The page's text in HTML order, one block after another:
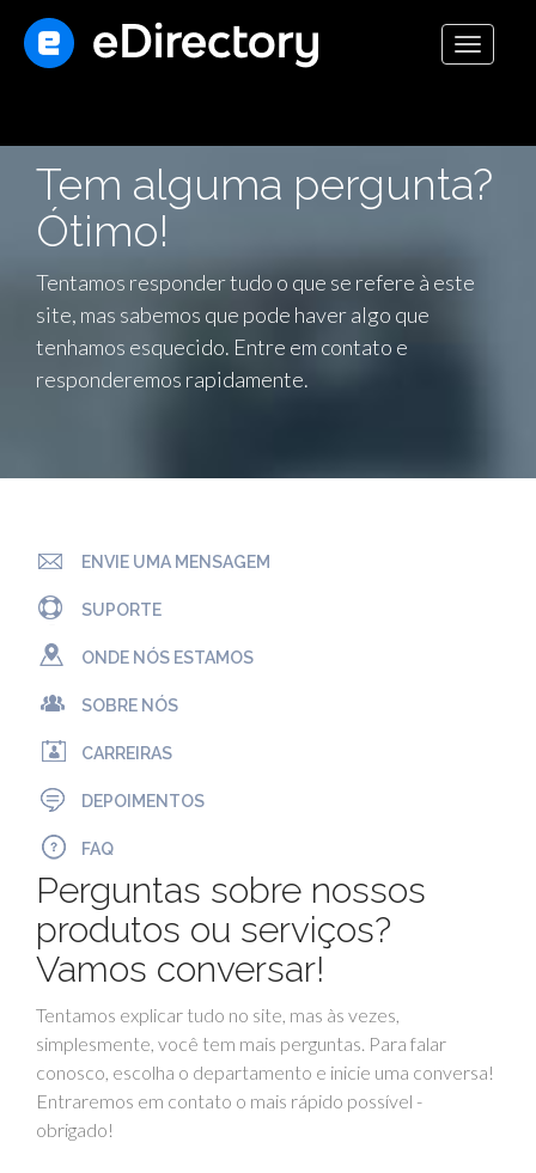
Toggle
Tem alguma pergunta?
Ótimo!
Tentamos responder tudo o que se refere à este
site, mas sabemos que pode haver algo que
tenhamos esquecido. Entre em contato e
responderemos rapidamente.
ENVIE UMA MENSAGEM
SUPORTE
ONDE NÓS ESTAMOS
SOBRE NÓS
CARREIRAS
DEPOIMENTOS
FAQ
Perguntas sobre nossos
produtos ou serviços?
Vamos conversar!
Tentamos explicar tudo no site, mas às vezes,
simplesmente, você tem mais perguntas. Para falar
conosco, escolha o departamento e inicie uma conversa!
Entraremos em contato o mais rápido possível -
obrigado!